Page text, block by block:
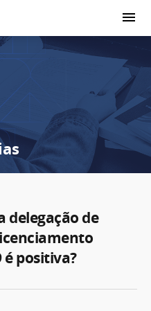
delegação de
positiva?